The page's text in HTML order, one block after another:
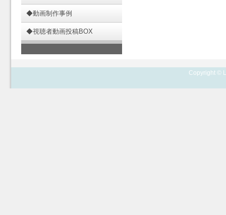
◆動画制作事例
◆視聴者動画投稿BOX
Copyright ©